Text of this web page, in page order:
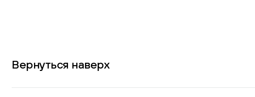
Вернуться наверх